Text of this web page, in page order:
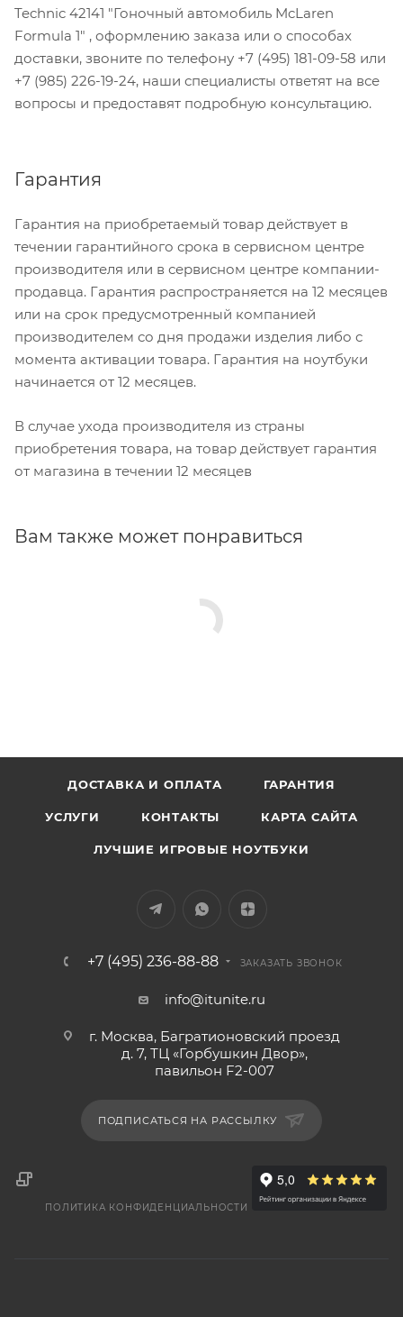
Technic 42141 "Гоночный автомобиль McLaren
Formula 1" , оформлению заказа или о способах
доставки, звоните по телефону +7 (495) 181-09-58 или
+7 (985) 226-19-24, наши специалисты ответят на все
вопросы и предоставят подробную консультацию.
Гарантия
Гарантия на приобретаемый товар действует в
течении гарантийного срока в сервисном центре
производителя или в сервисном центре компании-
продавца. Гарантия распространяется на 12 месяцев
или на срок предусмотренный компанией
производителем со дня продажи изделия либо с
момента активации товара. Гарантия на ноутбуки
начинается от 12 месяцев.
В случае ухода производителя из страны
приобретения товара, на товар действует гарантия
от магазина в течении 12 месяцев
Вам также может понравиться
ДОСТАВКА И ОПЛАТА ГАРАНТИЯ
УСЛУГИ КОНТАКТЫ КАРТА САЙТА
ЛУЧШИЕ ИГРОВЫЕ НОУТБУКИ
+7 (495) 236-88-88 ЗАКАЗАТЬ ЗВОНОК
info@itunite.ru
г. Москва, Багратионовский проезд
д. 7, ТЦ «Горбушкин Двор»,
павильон F2-007
ПОДПИСАТЬСЯ НА РАССЫЛКУ
ПОЛИТИКА КОНФИДЕНЦИАЛЬНОСТИ